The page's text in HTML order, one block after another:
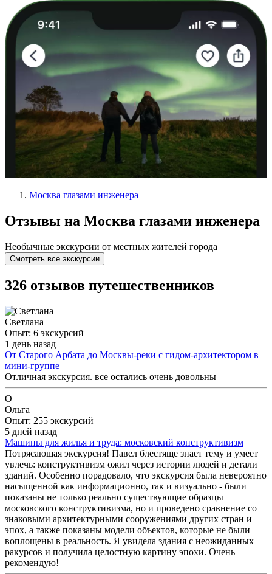
Москва глазами инженера
Отзывы на Москва глазами инженера
Необычные экскурсии от местных жителей города
Смотреть все экскурсии
326 отзывов путешественников
Светлана
Опыт: 6 экскурсий
1 день назад
От Старого Арбата до Москвы-реки с гидом-архитектором в
мини-группе
Отличная экскурсия. все остались очень довольны
О
Ольга
Опыт: 255 экскурсий
5 дней назад
Машины для жилья и труда: московский конструктивизм
Потрясающая экскурсия! Павел блестяще знает тему и умеет
увлечь: конструктивизм ожил через истории людей и детали
зданий. Особенно порадовало, что экскурсия была невероятно
насыщенной как информационно, так и визуально - были
показаны не только реально существующие образцы
московского конструктивизма, но и проведено сравнение со
знаковыми архитектурными сооружениями других стран и
эпох, а также показаны модели объектов, которые не были
воплощены в реальность. Я увидела здания с неожиданных
ракурсов и получила целостную картину эпохи. Очень
рекомендую!